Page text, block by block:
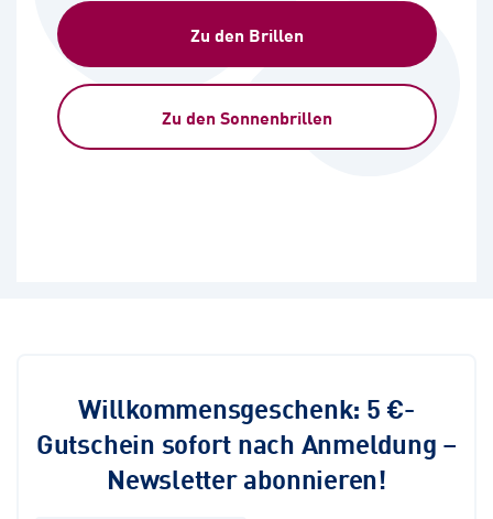
Zu den Brillen
Zu den Sonnenbrillen
Willkommensgeschenk: 5 €-
Gutschein sofort nach Anmeldung –
Newsletter abonnieren!